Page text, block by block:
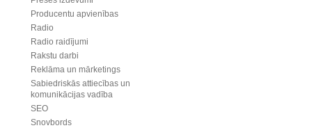
Producentu apvienības
Radio
Radio raidījumi
Rakstu darbi
Reklāma un mārketings
Sabiedriskās attiecības un
komunikācijas vadība
SEO
Snovbords